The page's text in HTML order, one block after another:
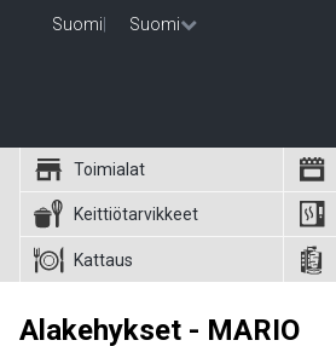
Suomi Suomi
Toimialat
Keittiötarvikkeet
Kattaus
Alakehykset - MARIO